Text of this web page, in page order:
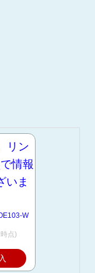
W
点)